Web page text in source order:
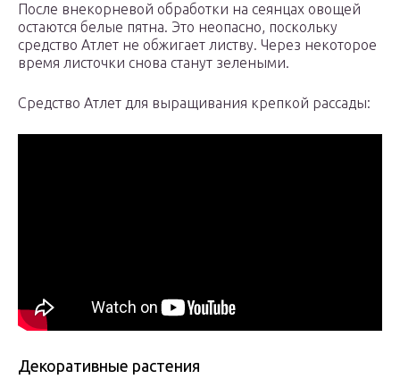
После внекорневой обработки на сеянцах овощей
остаются белые пятна. Это неопасно, поскольку
средство Атлет не обжигает листву. Через некоторое
время листочки снова станут зелеными.
Средство Атлет для выращивания крепкой рассады:
Декоративные растения